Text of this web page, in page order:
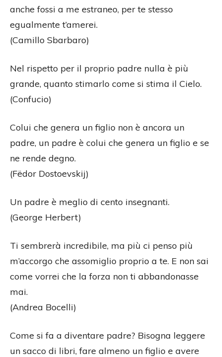
anche fossi a me estraneo, per te stesso
egualmente t’amerei.
(Camillo Sbarbaro)
Nel rispetto per il proprio padre nulla è più
grande, quanto stimarlo come si stima il Cielo.
(Confucio)
Colui che genera un figlio non è ancora un
padre, un padre è colui che genera un figlio e se
ne rende degno.
(Fëdor Dostoevskij)
Un padre è meglio di cento insegnanti.
(George Herbert)
Ti sembrerà incredibile, ma più ci penso più
m’accorgo che assomiglio proprio a te. E non sai
come vorrei che la forza non ti abbandonasse
mai.
(Andrea Bocelli)
Come si fa a diventare padre? Bisogna leggere
un sacco di libri, fare almeno un figlio e avere